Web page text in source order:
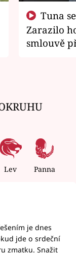
Zarazilo
smlouvě
Lev Panna
je dnes
jde o srdeční
zmatku. Snažit